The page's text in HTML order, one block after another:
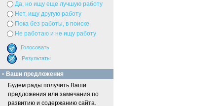
Да, но ищу еще лучшую работу
Нет, ищу другую работу
Пока без работы, в поиске
Не работаю и не ищу работу
Ваши предложения
Будем рады получить Ваши
предложения или замечания по
развитию и содержанию сайта.